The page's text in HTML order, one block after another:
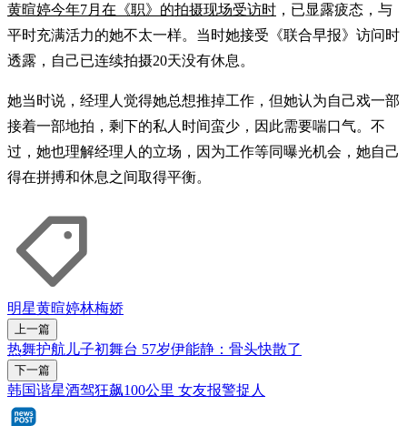
黄暄婷今年7月在《职》的拍摄现场受访时 ，已显露疲态，与
平时充满活力的她不太一样。当时她接受《联合早报》访问时
透露，自己已连续拍摄20天没有休息。
她当时说，经理人觉得她总想推掉工作，但她认为自己戏一部
接着一部地拍，剩下的私人时间蛮少，因此需要喘口气。不
过，她也理解经理人的立场，因为工作等同曝光机会，她自己
得在拼搏和休息之间取得平衡。
明星黄暄婷林梅娇
上一篇
热舞护航儿子初舞台 57岁伊能静：骨头快散了
下一篇
韩国谐星酒驾狂飙100公里 女友报警捉人